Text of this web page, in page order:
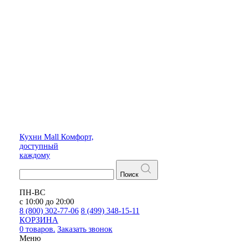
Кухни Mall Комфорт,
доступный
каждому
Поиск
ПН-ВС
с 10:00 до 20:00
8 (800) 302-77-06 8 (499) 348-15-11
КОРЗИНА
0 товаров. Заказать звонок
Меню